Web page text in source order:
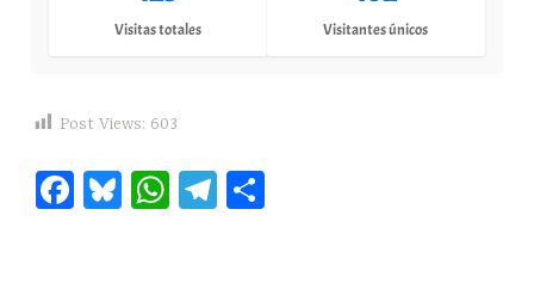
Visitas totales Visitantes únicos
Post Views: 603
Fa Bl W Te